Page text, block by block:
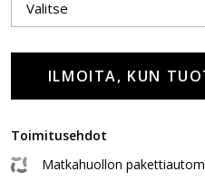
ILMOITA, KUN
Toimitusehdot
Matkahuollon